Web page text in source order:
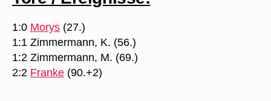
1:0 Morys (27.)
1:1 Zimmermann, K. (56.)
1:2 Zimmermann, M. (69.)
2:2 Franke (90.+2)